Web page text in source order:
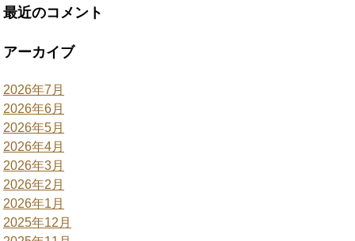
最近のコメント
アーカイブ
2026年7月
2026年6月
2026年5月
2026年4月
2026年3月
2026年2月
2026年1月
2025年12月